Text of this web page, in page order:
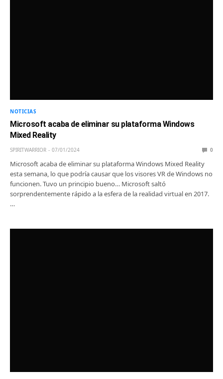
NOTICIAS
Microsoft acaba de eliminar su plataforma Windows
Mixed Reality
SPIRITWARRIOR 07/01/2024 0
Microsoft acaba de eliminar su plataforma Windows Mixed Reality
esta semana, lo que podría causar que los visores VR de Windows no
funcionen. Tuvo un principio bueno… Microsoft saltó
sorprendentemente rápido a la esfera de la realidad virtual en 2017.
…